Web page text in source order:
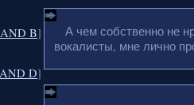
B]
D]
А чем собственно не
вокалисты, мне лично